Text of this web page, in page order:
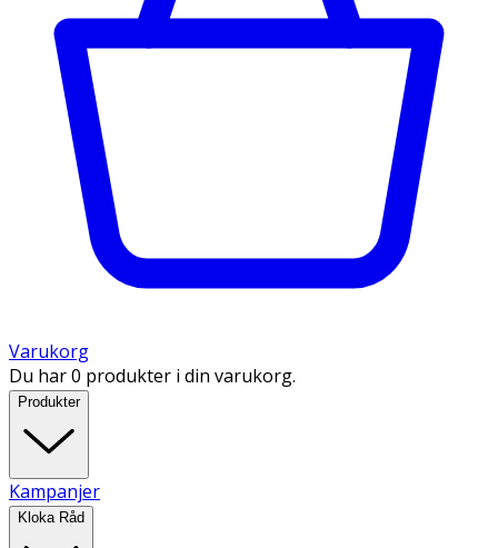
Varukorg
Du har 0 produkter i din varukorg.
Produkter
Kampanjer
Kloka Råd